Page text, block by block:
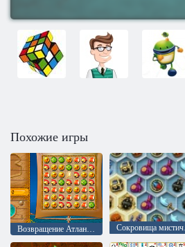
Похожие игры
Возвращение Атлантиды